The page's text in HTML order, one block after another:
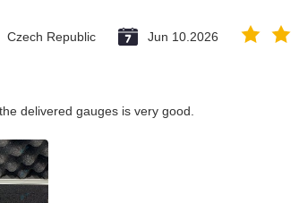
Czech Republic Jun 10.2026
delivered gauges is very good.